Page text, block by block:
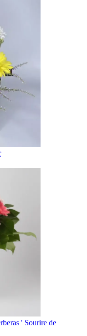
' Sourire de